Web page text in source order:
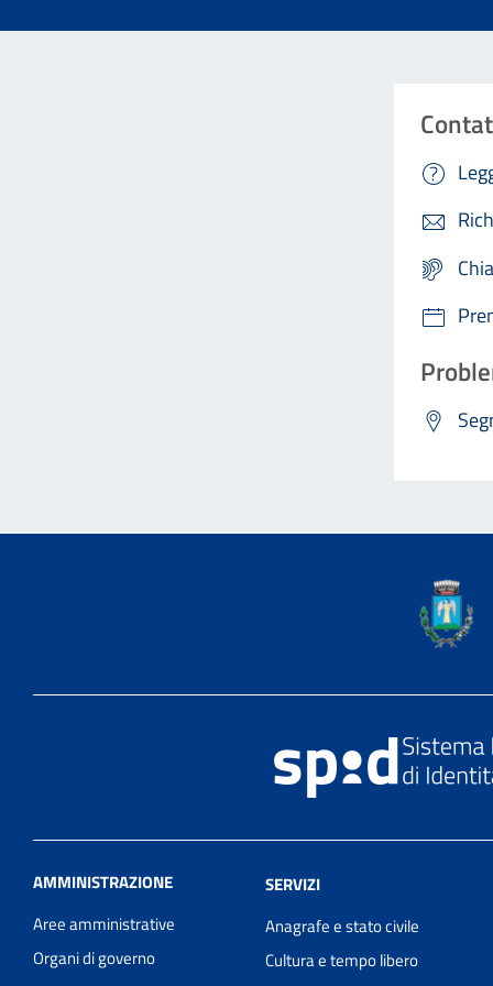
AMMINISTRAZIONE
Aree amministrative
Organi di governo
SERVIZI
Anagrafe e stato civile
Cultura e tempo libero